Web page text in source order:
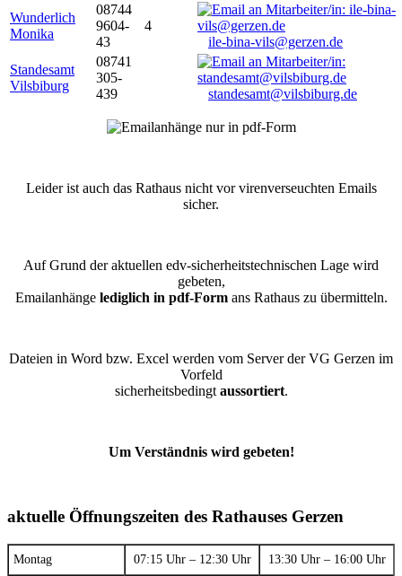
Wunderlich
Monika
08744
9604-
43
4
ile-bina-vils@gerzen.de
Standesamt
Vilsbiburg
08741
305-
439
standesamt@vilsbiburg.de
Leider ist auch das Rathaus nicht vor virenverseuchten Emails
sicher.
Auf Grund der aktuellen edv-sicherheitstechnischen Lage wird
gebeten,
Emailanhänge lediglich in pdf-Formans Rathaus zu übermitteln.
Dateien in Word bzw. Excel werden vom Server der VG Gerzen im
Vorfeld
sicherheitsbedingt aussortiert.
Um Verständnis wird gebeten!
aktuelle Öffnungszeiten des Rathauses Gerzen
Montag 07:15 Uhr – 12:30 Uhr 13:30 Uhr – 16:00 Uhr